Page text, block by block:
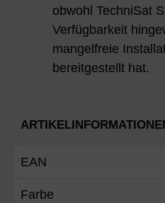
obwohl TechniSat
Verfügbarkeit
mangelfreie
bereitgestellt hat.
EAN
Farbe